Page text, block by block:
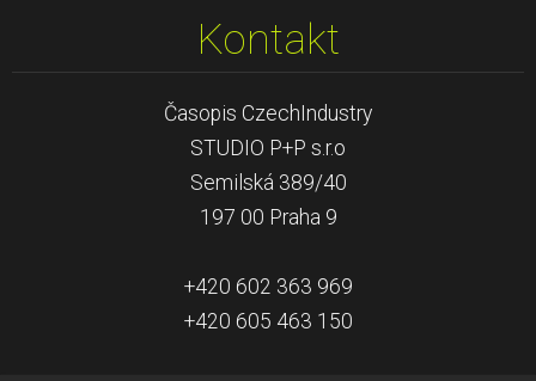
Kontakt
Časopis CzechIndustry
STUDIO P+P s.r.o
Semilská 389/40
197 00 Praha 9
+420 602 363 969
+420 605 463 150